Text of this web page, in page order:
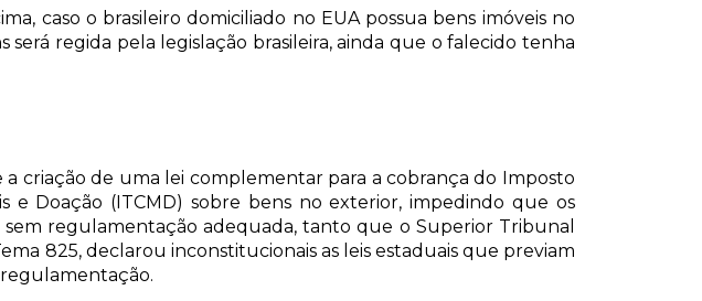
caso o brasileiro domiciliado no EUA possua bens imóveis no
será regida pela legislação brasileira, ainda que o falecido tenha
a criação de uma lei complementar para a cobrança do Imposto
e Doação (ITCMD) sobre bens no exterior, impedindo que os
sem regulamentação adequada, tanto que o Superior Tribunal
825, declarou inconstitucionais as leis estaduais que previam
regulamentação.